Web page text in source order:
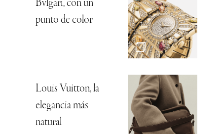
Bvlgari, con un
punto de color
Louis Vuitton, la
elegancia más
natural